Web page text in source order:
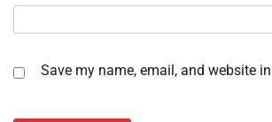
Save my name, email, and website